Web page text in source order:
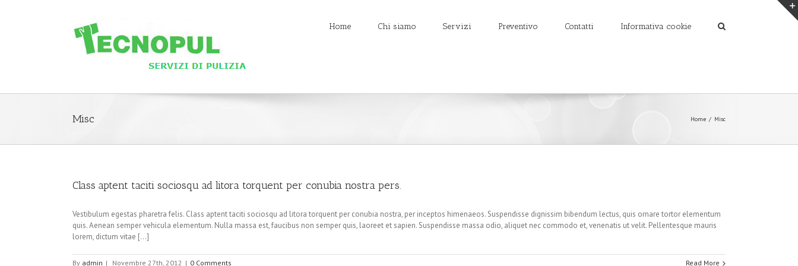
Home Chi siamo Servizi Preventivo Contatti Informativa cookie
Misc Home / Misc
Class aptent taciti sociosqu ad litora torquent per conubia nostra pers.
Vestibulum egestas pharetra felis. Class aptent taciti sociosqu ad litora torquent per conubia nostra, per inceptos himenaeos. Suspendisse dignissim bibendum lectus, quis ornare tortor elementum
quis. Aenean semper vehicula elementum. Nulla massa est, faucibus non semper quis, laoreet et sapien. Suspendisse massa odio, aliquet nec commodo et, venenatis ut velit. Pellentesque mauris
lorem, dictum vitae [...]
By admin | Novembre 27th, 2012 | 0 Comments Read More